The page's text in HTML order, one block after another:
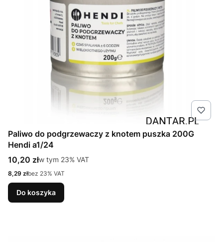
Paliwo do podgrzewaczy z knotem puszka 200G
Hendi a1/24
Cena brutto
10,20 złw tym %s VAT
w tym 23% VAT
Cena netto
8,29 złbez 23% VAT
Do koszyka